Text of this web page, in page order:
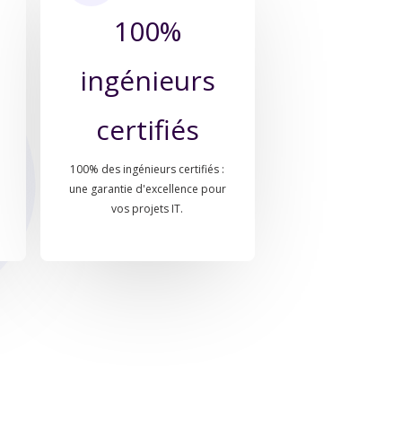
100%
ingénieurs
certifiés
100% des ingénieurs certifiés :
une garantie d'excellence pour
vos projets IT.